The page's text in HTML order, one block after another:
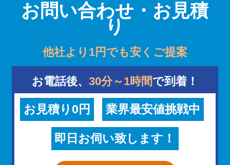
お問い合わせ・お見積
り
他社より1円でも安くご提案
お電話後、 30分～1時間で到着！
お見積り0円 業界最安値挑戦中
即日お伺い致します！